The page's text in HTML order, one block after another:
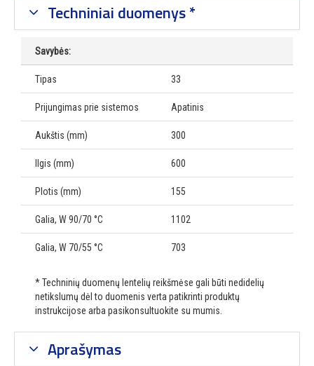
Techniniai duomenys *
Savybės:
Tipas 33
Prijungimas prie sistemos Apatinis
Aukštis (mm) 300
Ilgis (mm) 600
Plotis (mm) 155
Galia, W 90/70 °C 1102
Galia, W 70/55 °C 703
* Techninių duomenų lentelių reikšmėse gali būti nedidelių
netikslumų dėl to duomenis verta patikrinti produktų
instrukcijose arba pasikonsultuokite su mumis.
Aprašymas